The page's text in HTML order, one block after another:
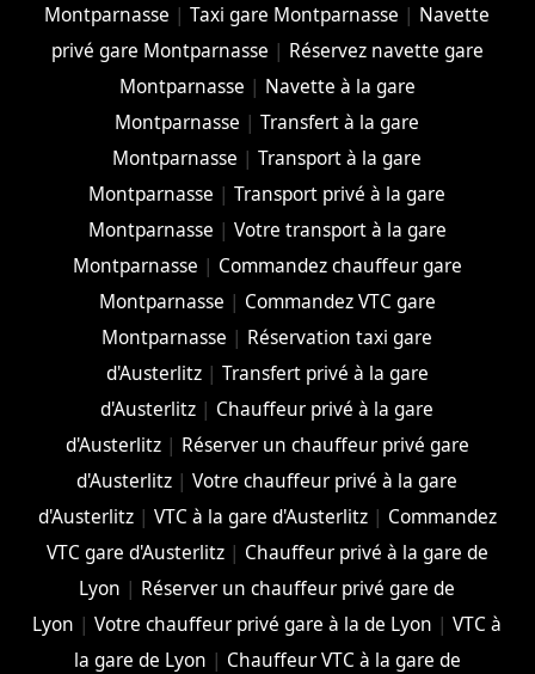
Montparnasse |Taxi gare Montparnasse | Navette
privé gare Montparnasse | Réservez navette gare
Montparnasse | Navette à la gare
Montparnasse |Transfert à la gare
Montparnasse |Transport à la gare
Montparnasse |Transport privé à la gare
Montparnasse | Votre transport à la gare
Montparnasse | Commandez chauffeur gare
Montparnasse | Commandez VTC gare
Montparnasse | Réservation taxi gare
d'Austerlitz| Transfert privé à la gare
d'Austerlitz | Chauffeur privé à la gare
d'Austerlitz| Réserver un chauffeur privé gare
d'Austerlitz |Votre chauffeur privé à la gare
d'Austerlitz| VTC à la gare d'Austerlitz| Commandez
VTC gare d'Austerlitz| Chauffeur privé à la gare de
Lyon | Réserver un chauffeur privé gare de
Lyon |Votre chauffeur privé gare à la de Lyon |VTC à
la gare de Lyon | Chauffeur VTC à la gare de